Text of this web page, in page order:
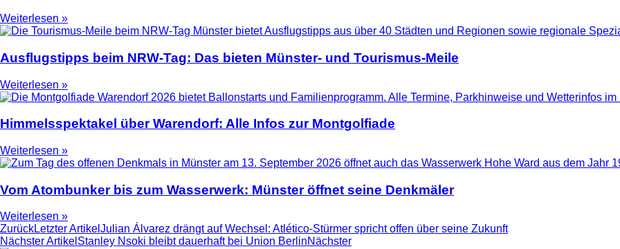
Weiterlesen »
Ausflugstipps beim NRW-Tag: Das bieten Münster- und Tourismus-Meile
Weiterlesen »
Himmelsspektakel über Warendorf: Alle Infos zur Montgolfiade
Weiterlesen »
Vom Atombunker bis zum Wasserwerk: Münster öffnet seine Denkmäler
Weiterlesen »
ZurückLetzter Artikel Julian Álvarez drängt auf Wechsel: Atlético-Stürmer spricht offen über seine Zukunft
Nächster Artikel Stanley Nsoki bleibt dauerhaft bei Union BerlinNächster